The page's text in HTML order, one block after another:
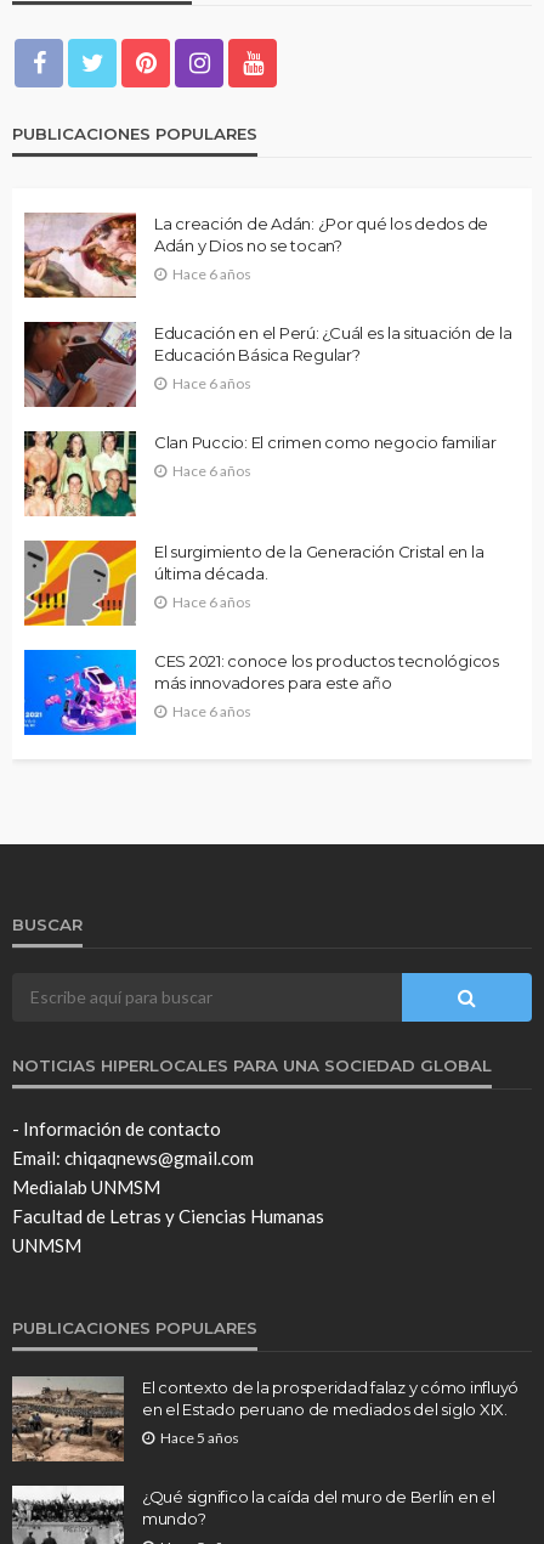
PUBLICACIONES POPULARES
La creación de Adán: ¿Por qué los dedos de
Adán y Dios no se tocan?
Hace 6 años
Educación en el Perú: ¿Cuál es la situación de la
Educación Básica Regular?
Hace 6 años
Clan Puccio: El crimen como negocio familiar
Hace 6 años
El surgimiento de la Generación Cristal en la
última década.
Hace 6 años
CES 2021: conoce los productos tecnológicos
más innovadores para este año
Hace 6 años
BUSCAR
NOTICIAS HIPERLOCALES PARA UNA SOCIEDAD GLOBAL
- Información de contacto
Email: chiqaqnews@gmail.com
Medialab UNMSM
Facultad de Letras y Ciencias Humanas
UNMSM
PUBLICACIONES POPULARES
El contexto de la prosperidad falaz y cómo influyó
en el Estado peruano de mediados del siglo XIX.
Hace 5 años
¿Qué significo la caída del muro de Berlín en el
mundo?